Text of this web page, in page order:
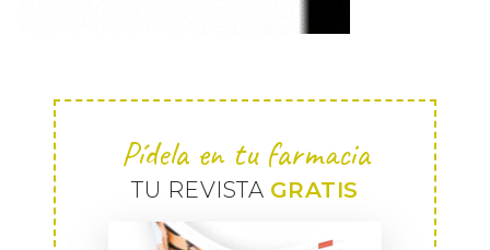
Pídela en tu farmacia
TU REVISTA GRATIS